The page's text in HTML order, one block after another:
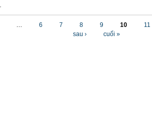
… 6 7 8 9 10
11
sau ›
cuối »